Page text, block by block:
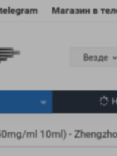
Магазин в
Везде
ml 10ml) -